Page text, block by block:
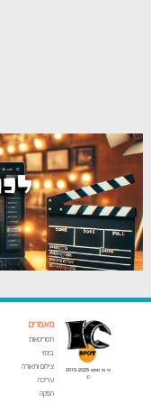
אי סי ספוט 2015-2025
©
מאמרים
תסריטאות
בימוי
צילום ותאורה
עריכה
הפקה